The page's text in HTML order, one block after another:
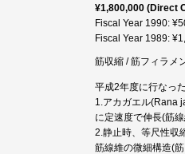
¥1,800,000 (Direct
Fiscal Year 1990:
Fiscal Year 1989:
筋収縮 / 筋フィラメ
平成2年度に行なっ
1.アカガエル(Rana
に定速度で伸長(筋
2.静止時、等尺性収
筋線維の微細構造(